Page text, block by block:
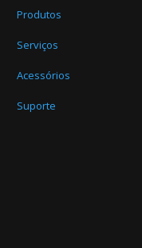
Produtos
Serviços
Acessórios
Suporte